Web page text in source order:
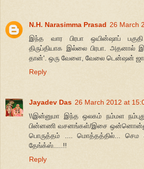
N.H. Narasimma Prasad 26 March
இந்த வார பிரபா ஒயின்ஷாப்
திருப்தியாக இல்லை பிரபா. அதனால்
தான்'. ஒரு வேளை, வேலை டென்ஷன்
Reply
Jayadev Das 26 March 2012 at
\\இன்னுமா இந்த ஒலகம் நம்மள
பின்னணி வசனங்கள்/இசை
பொருத்தம் .... மொத்தத்தில்... செம
தேங்க்ஸ்.....!!
Reply